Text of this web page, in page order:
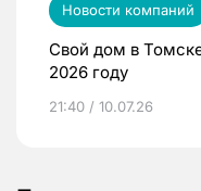
Новости компаний
Свой дом в
2026 году
21:40 / 10.07.26